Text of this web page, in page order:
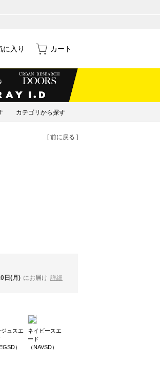
に入り カート
カテゴリから探す
[ 前に戻る ]
日(月) にお届け 詳細
ュスエ
）
ネイビースエ
ード
（NAVSD）